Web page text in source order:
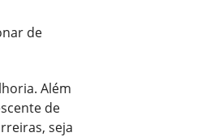
de
Além
de
seja